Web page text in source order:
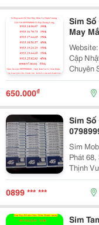
Sim
May
Cập
Chuyên
Rẻ, Sim
650.000₫
Sim
Sim
Phát
Thịnh
Tâm Sim
Quý
0899 *** ***
Sim